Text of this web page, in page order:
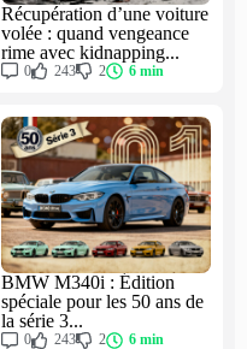
Récupération d’une voiture
volée : quand vengeance
rime avec kidnapping...
0 243 2 6 min
BMW M340i : Édition
spéciale pour les 50 ans de
la série 3...
0 243 2 6 min